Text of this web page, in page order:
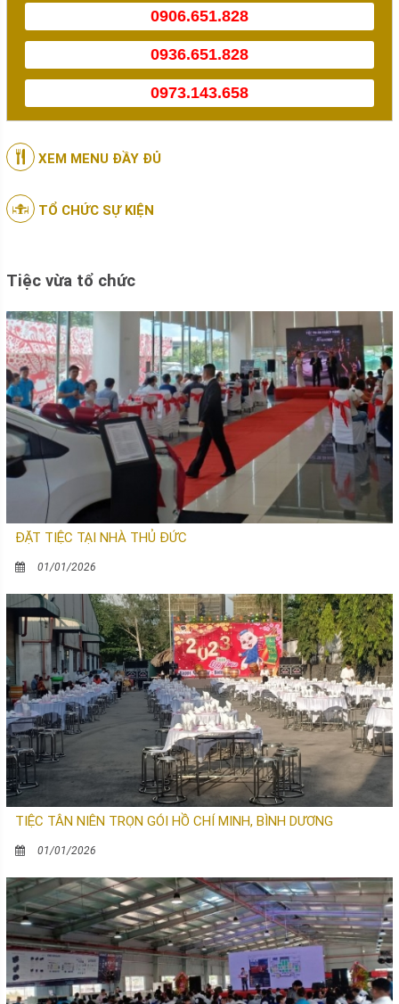
0906.651.828
0936.651.828
0973.143.658
XEM MENU ĐẦY ĐỦ
TỔ CHỨC SỰ KIỆN
Tiệc vừa tổ chức
ĐẶT TIỆC TẠI NHÀ THỦ ĐỨC
01/01/2026
TIỆC TÂN NIÊN TRỌN GÓI HỒ CHÍ MINH, BÌNH DƯƠNG
01/01/2026